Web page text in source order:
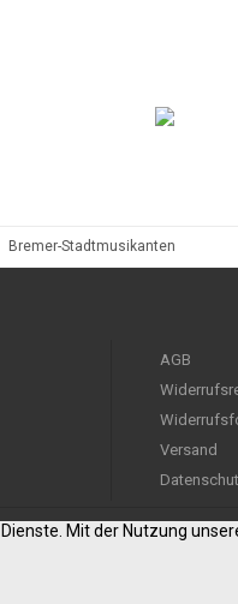
Bremer-Stadtmusikanten
AGB
Versand
Mit der Nutzung